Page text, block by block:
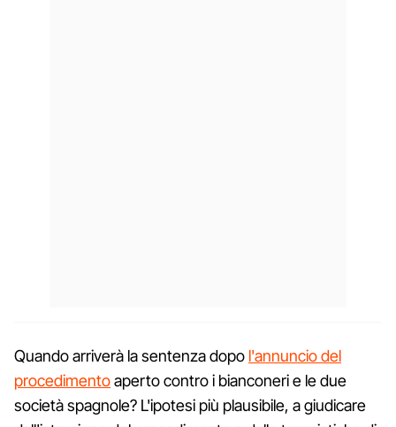
Quando arriverà la sentenza dopo l'annuncio del
procedimentoaperto contro i bianconeri e le due
società spagnole? L'ipotesi più plausibile, a giudicare